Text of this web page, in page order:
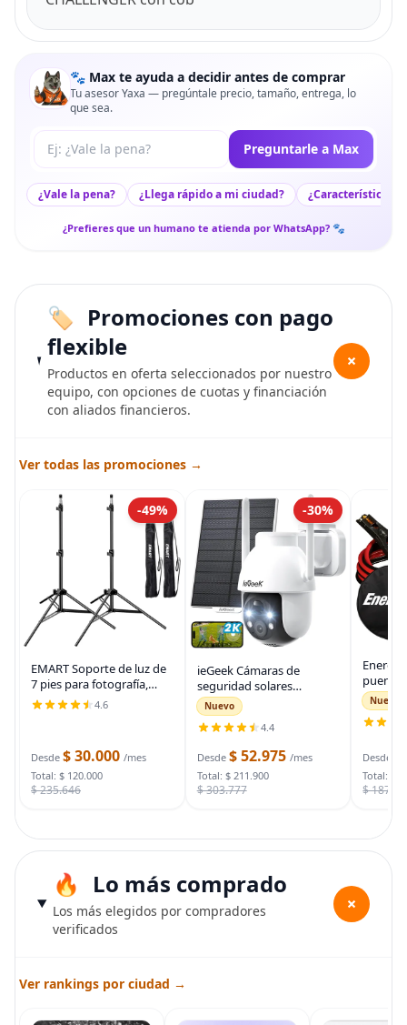
🐾 Max te ayuda a decidir antes de comprar
Tu asesor Yaxa — pregúntale precio, tamaño, entrega, lo
que sea.
Tu pregunta a Max Preguntarle a Max
¿Vale la pena? ¿Llega rápido a mi ciudad? ¿Características
¿Prefieres que un humano te atienda por WhatsApp? 🐾
Promociones con pago
flexible
Productos en oferta seleccionados por nuestro
equipo, con opciones de cuotas y financiación
con aliados financieros.
+
Ver todas las promociones →
-49%
EMART Soporte de luz de
7 pies para fotografía,
soporte de trípode
portátil para fotos y
con funda de
4.6
Desde $ 30.000 /mes
Total: $ 120.000
$ 235.646
-30%
ieGeek Cámaras de
seguridad solares
inalámbricas para
exteriores, cámara WiFi 2K
para sistema de
seguridad del hogar,
cámara de vigilancia
Nuevo
4.4
Desde $ 52.975 /mes
Total: $ 211.900
$ 303.777
puente
auto,
para
bolsa
Nuevo
Desde
Total: $
$
Lo más comprado
Los más elegidos por compradores
verificados
+
Ver rankings por ciudad →